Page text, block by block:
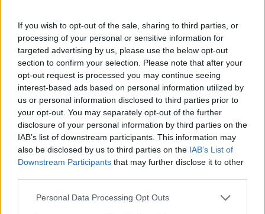
If you wish to opt-out of the sale, sharing to third parties, or
processing of your personal or sensitive information for
targeted advertising by us, please use the below opt-out
section to confirm your selection. Please note that after your
opt-out request is processed you may continue seeing
interest-based ads based on personal information utilized by
us or personal information disclosed to third parties prior to
your opt-out. You may separately opt-out of the further
disclosure of your personal information by third parties on the
IAB’s list of downstream participants. This information may
also be disclosed by us to third parties on the IAB’s List of
Downstream Participants that may further disclose it to other
Personal Data Processing Opt Outs
κυκλοφορίες και AI uploads, όλο και περισσότερες εταιρείες
αντιμετωπίζουν υπερφόρτωση δεδομένων, αλλά, σύμφωνα με
τον Matt Jacoby, λύσεις υπάρχο